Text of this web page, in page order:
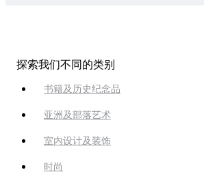
探索我们不同的类别
书籍及历史纪念品
亚洲及部落艺术
室内设计及装饰
时尚